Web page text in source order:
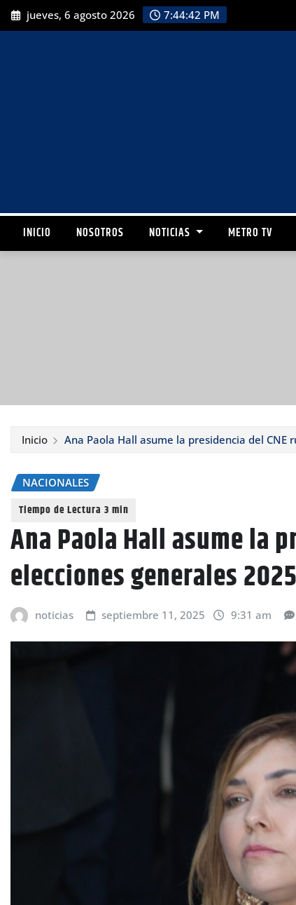
jueves, 6 agosto 2026 7:44:43 PM
INICIO NOSOTROS NOTICIAS METRO TV
Inicio Ana Paola Hall asume la presidencia del CNE
NACIONALES
Ana Paola Hall asume la
elecciones generales 2025
noticias septiembre 11, 2025 9:31 am